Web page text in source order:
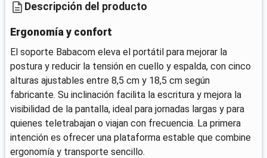
Descripción del producto
Ergonomía y confort
El soporte Babacom eleva el portátil para mejorar la
postura y reducir la tensión en cuello y espalda, con cinco
alturas ajustables entre 8,5 cm y 18,5 cm según
fabricante. Su inclinación facilita la escritura y mejora la
visibilidad de la pantalla, ideal para jornadas largas y para
quienes teletrabajan o viajan con frecuencia. La primera
intención es ofrecer una plataforma estable que combine
ergonomía y transporte sencillo.